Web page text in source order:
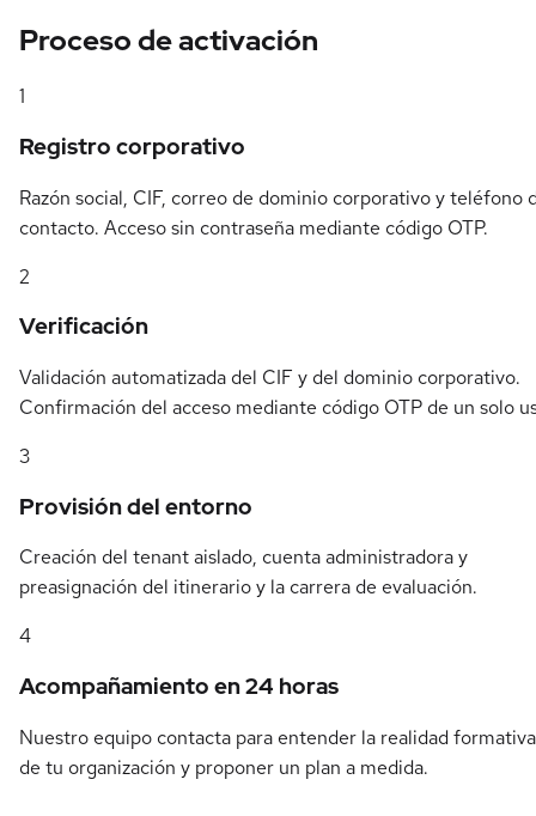
Proceso de activación
1
Registro corporativo
Razón social, CIF, correo de dominio corporativo y teléfono
contacto. Acceso sin contraseña mediante código OTP.
2
Verificación
Validación automatizada del CIF y del dominio corporativo.
Confirmación del acceso mediante código OTP de un solo
3
Provisión del entorno
Creación del tenant aislado, cuenta administradora y
preasignación del itinerario y la carrera de evaluación.
4
Acompañamiento en 24 horas
Nuestro equipo contacta para entender la realidad formativa
de tu organización y proponer un plan a medida.